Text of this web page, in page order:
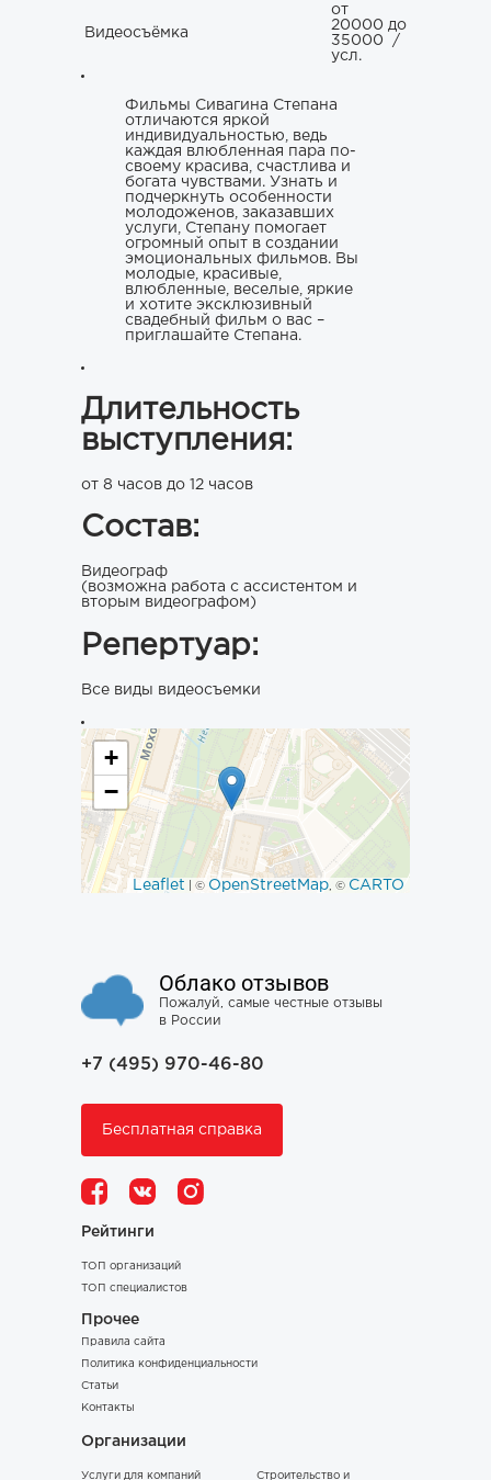
Видеосъёмка
от
20000 до
35000
/
усл.
Фильмы Сивагина Степана
отличаются яркой
индивидуальностью, ведь
каждая влюбленная пара по-
своему красива, счастлива и
богата чувствами. Узнать и
подчеркнуть особенности
молодоженов, заказавших
услуги, Степану помогает
огромный опыт в создании
эмоциональных фильмов. Вы
молодые, красивые,
влюбленные, веселые, яркие
и хотите эксклюзивный
свадебный фильм о вас –
приглашайте Степана.
Длительность
выступления:
от 8 часов до 12 часов
Состав:
Видеограф
(возможна работа с ассистентом и
вторым видеографом)
Репертуар:
Все виды видеосъемки
+
−
Leaflet | © OpenStreetMap , © CARTO
Облако отзывов
Пожалуй, самые честные отзывы
в России
+7 (495) 970-46-80
Бесплатная справка
Рейтинги
ТОП организаций
ТОП специалистов
Прочее
Правила сайта
Политика конфиденциальности
Статьи
Контакты
Организации
Услуги для компаний Строительство и